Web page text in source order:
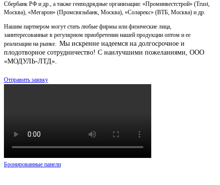
Сбербанк РФ и др., а также генподрядные организации: «Проминвестстрой» (Trust,
Москва), «Мегарон» (Промсвязьбанк, Москва), «Соларекс» (ВТБ, Москва) и др.
Нашим партнером могут стать любые фирмы или физические лица,
заинтересованные в регулярном приобретении нашей продукции оптом и ее
реализации на рынке. Мы искренне надеемся на долгосрочное и
плодотворное сотрудничество! С наилучшими пожеланиями, ООО
«МОДУЛЬ-ЛТД».
Отправить заявку
Бронированные панели